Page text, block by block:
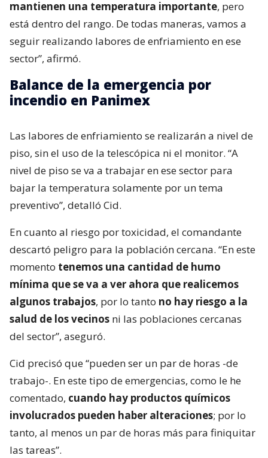
mantienen una temperatura importante, pero
está dentro del rango. De todas maneras, vamos a
seguir realizando labores de enfriamiento en ese
sector”, afirmó.
Balance de la emergencia por
incendio en Panimex
Las labores de enfriamiento se realizarán a nivel de
piso, sin el uso de la telescópica ni el monitor. “A
nivel de piso se va a trabajar en ese sector para
bajar la temperatura solamente por un tema
preventivo”, detalló Cid.
En cuanto al riesgo por toxicidad, el comandante
descartó peligro para la población cercana. “En este
momento tenemos una cantidad de humo
mínima que se va a ver ahora que realicemos
algunos trabajos, por lo tanto no hay riesgo a la
salud de los vecinos ni las poblaciones cercanas
del sector”, aseguró.
Cid precisó que “pueden ser un par de horas -de
trabajo-. En este tipo de emergencias, como le he
comentado, cuando hay productos químicos
involucrados pueden haber alteraciones; por lo
tanto, al menos un par de horas más para finiquitar
las tareas”.